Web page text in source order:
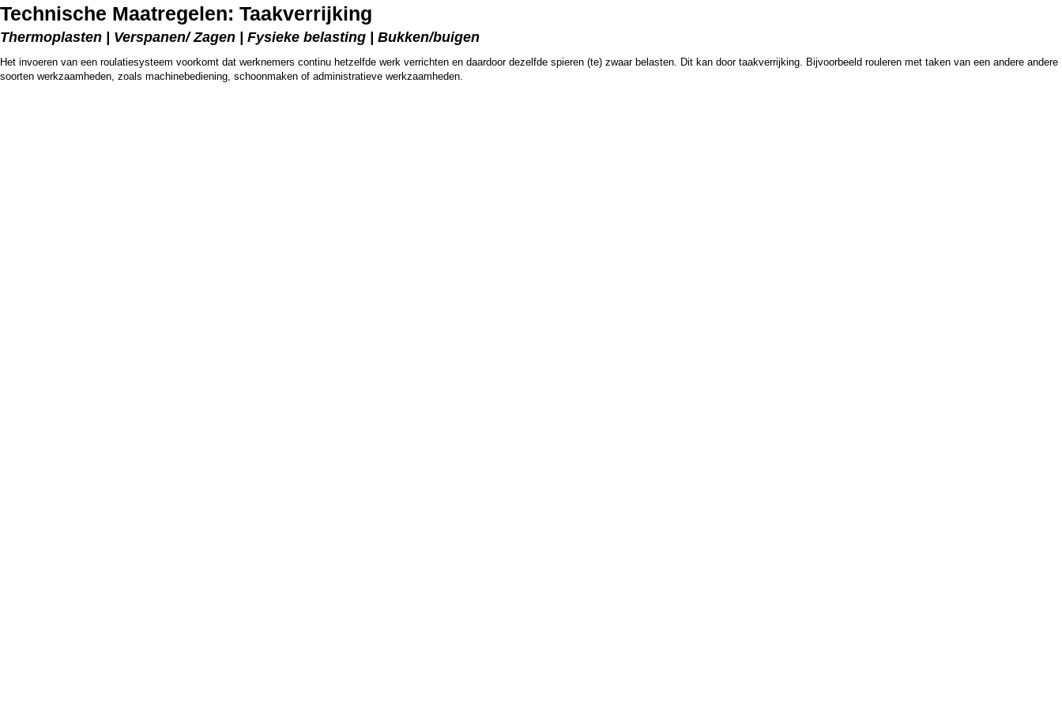
Technische Maatregelen: Taakverrijking
Thermoplasten | Verspanen/ Zagen | Fysieke belasting | Bukken/buigen
Het invoeren van een roulatiesysteem voorkomt dat werknemers continu hetzelfde werk verrichten en daardoor dezelfde spieren (te) zwaar belasten. Dit kan door taakverrijking. Bijvoorbeeld rouleren met taken van een andere andere
soorten werkzaamheden, zoals machinebediening, schoonmaken of administratieve werkzaamheden.